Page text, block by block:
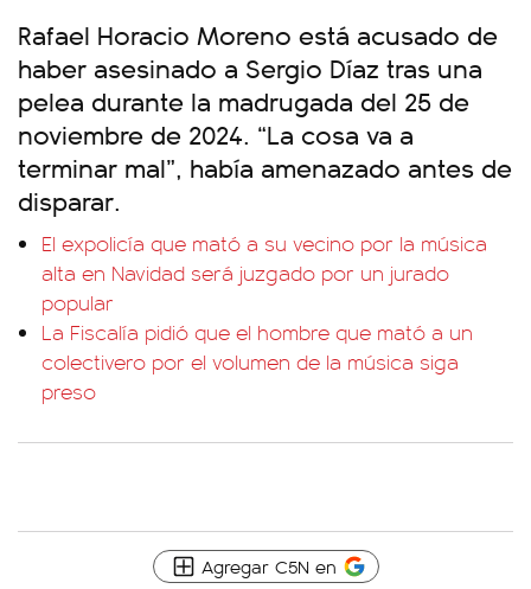
Rafael Horacio Moreno está acusado de
haber asesinado a Sergio Díaz tras una
pelea durante la madrugada del 25 de
noviembre de 2024. “La cosa va a
terminar mal”, había amenazado antes de
disparar.
El expolicía que mató a su vecino por la música
alta en Navidad será juzgado por un jurado
popular
La Fiscalía pidió que el hombre que mató a un
colectivero por el volumen de la música siga
preso
Agregar C5N en